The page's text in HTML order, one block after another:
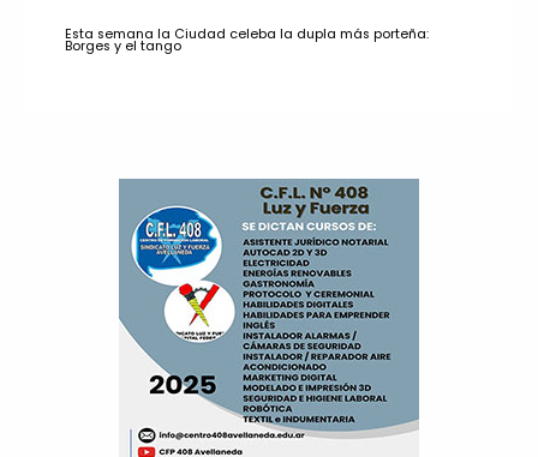
Esta semana la Ciudad celeba la dupla más porteña:
Borges y el tango